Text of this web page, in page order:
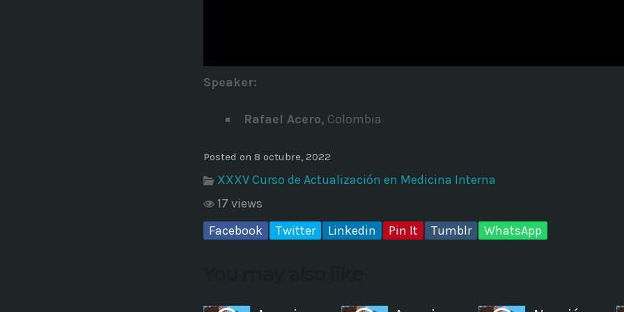
Noticia de personal salud 5
Time
Speaker:
Rafael Acero, Colombia
Posted on 8 octubre, 2022
XXXV Curso de Actualización en Medicina Interna
17 views
Facebook
Twitter Linkedin Pin It Tumblr WhatsApp